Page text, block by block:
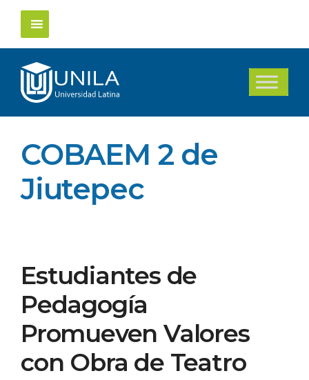
Saltar
contenido
COBAEM 2 de
Jiutepec
Estudiantes de
Pedagogía
Promueven Valores
con Obra de Teatro